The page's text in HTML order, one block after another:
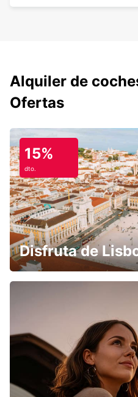
Alquiler de
Ofertas
15%
dto.
Disfruta de